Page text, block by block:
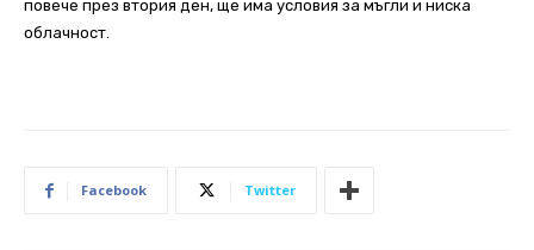
повече през втория ден, ще има условия за мъгли и ниска
облачност.
Facebook Twitter